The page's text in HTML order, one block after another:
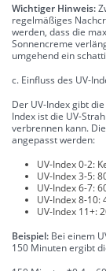
Wichtiger Hinweis:
regelmäßiges
werden, dass die
Sonnencreme
umgehend ein
c. Einfluss des UV-
Der UV-Index gibt
Index ist die UV-
verbrennen kann.
angepasst werden:
UV-Index 0-2:
UV-Index 3-5:
UV-Index 6-7:
UV-Index 8-10:
UV-Index 11+:
Beispiel: Bei einem
150 Minuten ergibt